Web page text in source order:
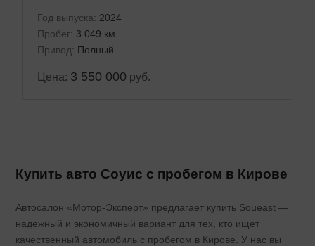
Год выпуска: 2024
Пробег: 3 049 км
Привод: Полный
Цена: 3 550 000 руб.
Купить авто Соуис с пробегом в Кирове
Автосалон «Мотор-Эксперт» предлагает купить Soueast —
надежный и экономичный вариант для тех, кто ищет
качественный автомобиль с пробегом в Кирове. У нас вы